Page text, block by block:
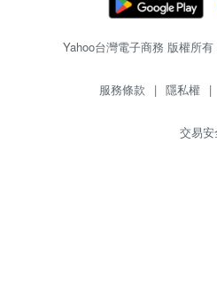
Yahoo台灣電子商務 版權所
服務條款 | 隱私權 |
交易安